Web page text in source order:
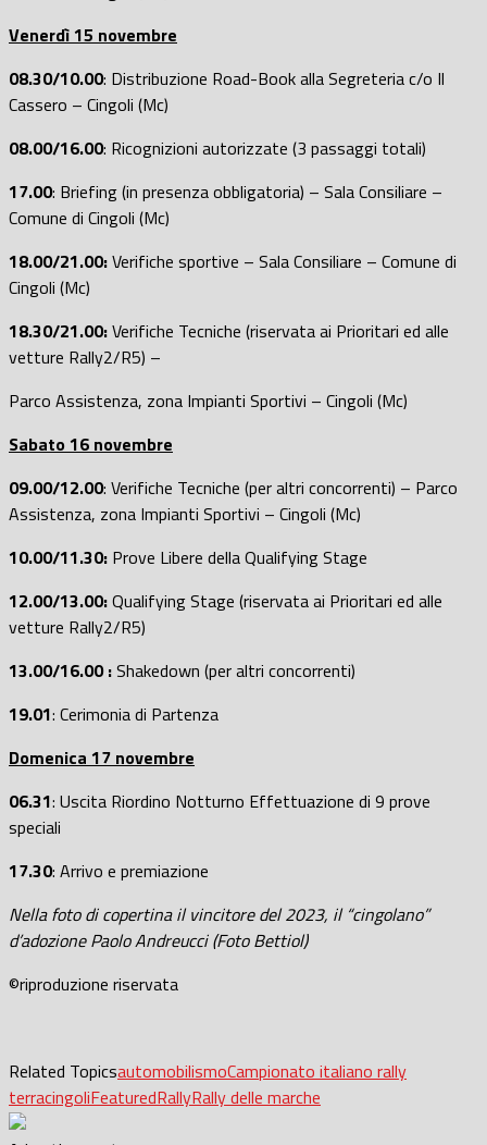
Venerdì 15 novembre
08.30/10.00: Distribuzione Road-Book alla Segreteria c/o Il
Cassero – Cingoli (Mc)
08.00/16.00: Ricognizioni autorizzate (3 passaggi totali)
17.00: Briefing (in presenza obbligatoria) – Sala Consiliare –
Comune di Cingoli (Mc)
18.00/21.00:Verifiche sportive – Sala Consiliare – Comune di
Cingoli (Mc)
18.30/21.00:Verifiche Tecniche (riservata ai Prioritari ed alle
vetture Rally2/R5) –
Parco Assistenza, zona Impianti Sportivi – Cingoli (Mc)
Sabato 16 novembre
09.00/12.00: Verifiche Tecniche (per altri concorrenti) – Parco
Assistenza, zona Impianti Sportivi – Cingoli (Mc)
10.00/11.30: Prove Libere della Qualifying Stage
12.00/13.00:Qualifying Stage (riservata ai Prioritari ed alle
vetture Rally2/R5)
13.00/16.00:Shakedown (per altri concorrenti)
19.01: Cerimonia di Partenza
Domenica 17 novembre
06.31: Uscita Riordino Notturno Effettuazione di 9 prove
speciali
17.30: Arrivo e premiazione
Nella foto di copertina il vincitore del 2023, il “cingolano”
d’adozione Paolo Andreucci (Foto Bettiol)
©riproduzione riservata
Related TopicsautomobilismoCampionato italiano rally
terracingoliFeaturedRallyRally delle marche